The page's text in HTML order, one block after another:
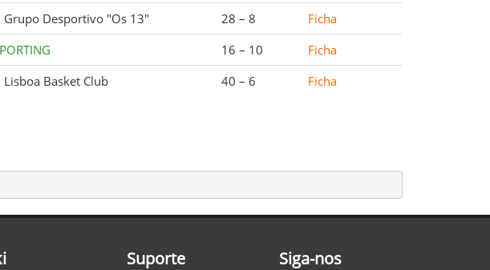
Grupo Desportivo "Os 13" 28 – 8
Ficha
16 – 10
Ficha
Lisboa Basket Club 40 – 6 Ficha
Suporte Siga-nos